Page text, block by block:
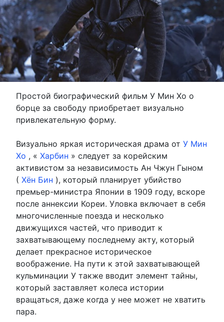
Простой биографический фильм У Мин Хо о
борце за свободу приобретает визуально
привлекательную форму.
Визуально яркая историческая драма от У Мин
Хо , « Харбин » следует за корейским
активистом за независимость Ан Чжун Гыном
( Хён Бин ), который планирует убийство
премьер-министра Японии в 1909 году, вскоре
после аннексии Кореи. Уловка включает в себя
многочисленные поезда и несколько
движущихся частей, что приводит к
захватывающему последнему акту, который
делает прекрасное историческое
воображение. На пути к этой захватывающей
кульминации У также вводит элемент тайны,
который заставляет колеса истории
вращаться, даже когда у нее может не хватить
пара.